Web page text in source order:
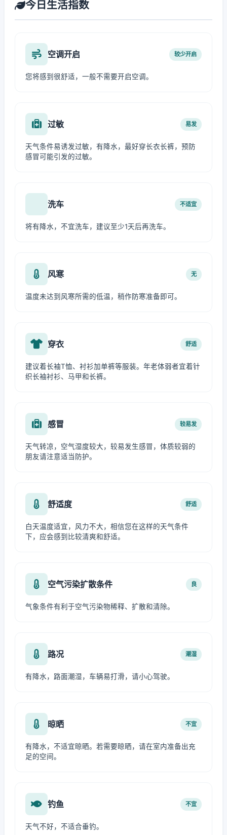
今日生活指数
空调开启 较少开启
您将感到很舒适，一般不需要开启空调。
过敏 易发
天气条件易诱发过敏，有降水，最好穿长衣长裤，预防
感冒可能引发的过敏。
洗车 不适宜
将有降水，不宜洗车，建议至少1天后再洗车。
风寒 无
温度未达到风寒所需的低温，稍作防寒准备即可。
穿衣 舒适
建议着长袖T恤、衬衫加单裤等服装。年老体弱者宜着针
织长袖衬衫、马甲和长裤。
感冒 较易发
天气转凉，空气湿度较大，较易发生感冒，体质较弱的
朋友请注意适当防护。
舒适度 舒适
白天温度适宜，风力不大，相信您在这样的天气条件
下，应会感到比较清爽和舒适。
空气污染扩散条件 良
气象条件有利于空气污染物稀释、扩散和清除。
路况 潮湿
有降水，路面潮湿，车辆易打滑，请小心驾驶。
晾晒 不宜
有降水，不适宜晾晒。若需要晾晒，请在室内准备出充
足的空间。
钓鱼 不宜
天气不好，不适合垂钓。